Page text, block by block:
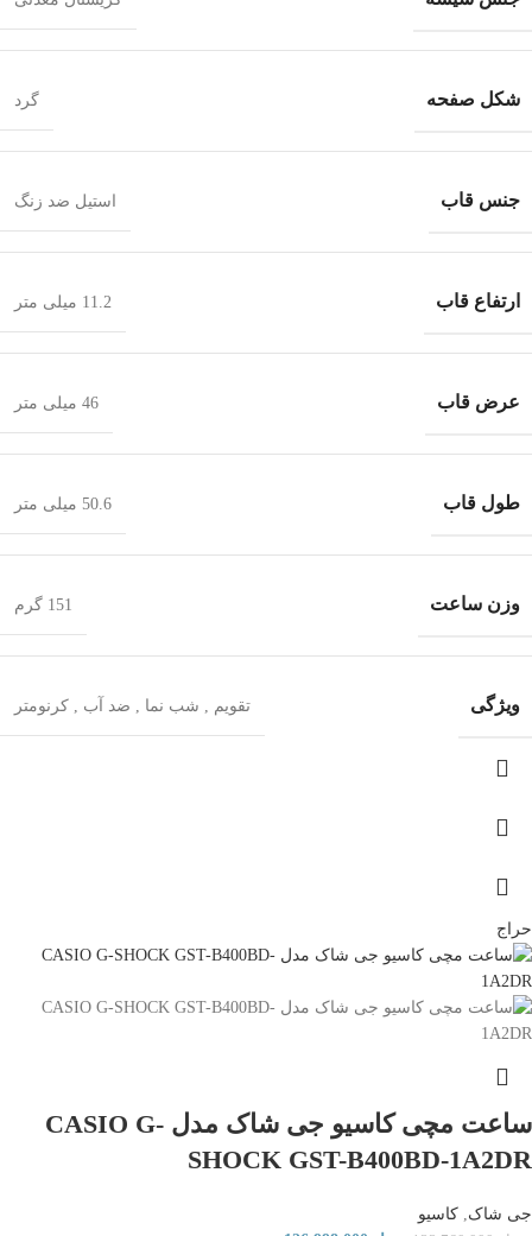
شکل صفحه گرد
جنس قاب استیل ضد زنگ
ارتفاع قاب 11.2 میلی متر
عرض قاب 46 میلی متر
طول قاب 50.6 میلی متر
وزن ساعت 151 گرم
ویژگی تقویم , شب‌ نما , ضد آب , کرنومتر
حراج
ساعت مچی کاسیو جی شاک مدل CASIO G-
SHOCK GST-B400BD-1A2DR
جی شاک, کاسیو